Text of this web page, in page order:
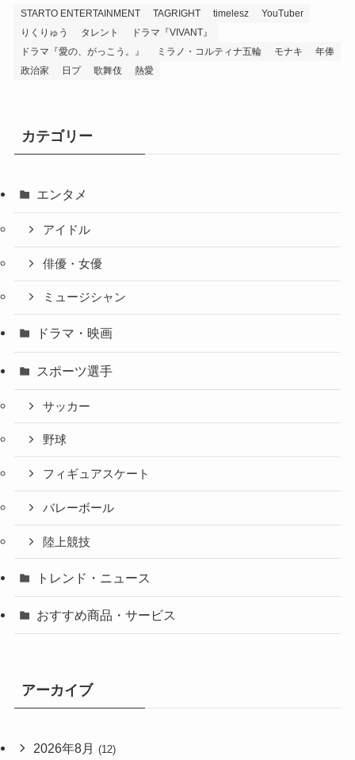
STARTO ENTERTAINMENT TAGRIGHT timelesz
YouTuber
りくりゅう
タレント
ドラマ『VIVANT』
ドラマ『愛の、がっこう。』
ミラノ・コルティナ五輪 モナキ
年俸
政治家
日プ 歌舞伎 熱愛
カテゴリー
エンタメ
アイドル
俳優・女優
ミュージシャン
ドラマ・映画
スポーツ選手
サッカー
野球
フィギュアスケート
バレーボール
陸上競技
トレンド・ニュース
おすすめ商品・サービス
アーカイブ
2026年8月 (12)